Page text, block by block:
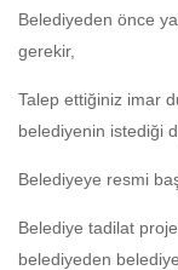
Belediyeden önce
gerekir,
Talep ettiğiniz imar
belediyenin istediği
Belediyeye resmi
Belediye tadilat
belediyeden